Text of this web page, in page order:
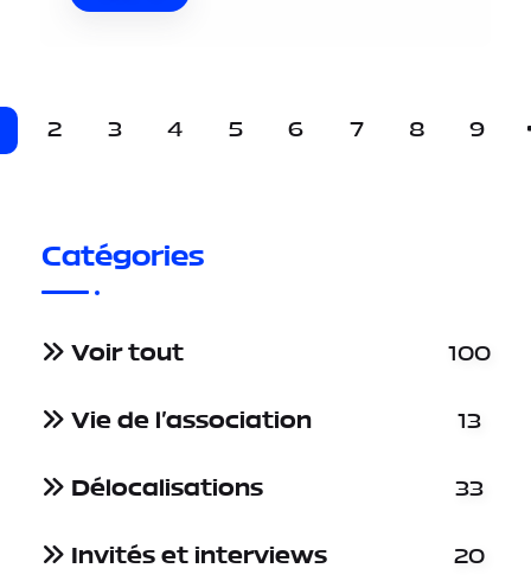
2 3 4 5 6 7 8 9
Catégories
Voir tout 100
Vie de l'association 13
Délocalisations 33
Invités et interviews 20